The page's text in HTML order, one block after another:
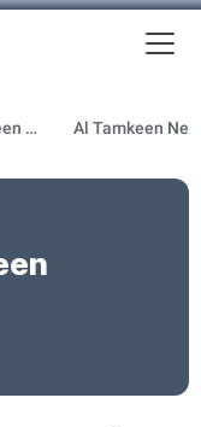
About Al tamkeen newsletter